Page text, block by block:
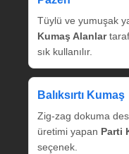
Tüylü ve yumuşak
Kumaş Alanlar
sık kullanılır.
Balıksırtı Kumaş
Zig‑zag dokuma
üretimi yapan Parti
seçenek.